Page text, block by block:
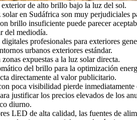
de alto brillo bajo la luz del sol.
en Sudáfrica son muy perjudiciales
brillo insuficiente puede parecer
del mediodía.
profesionales para exteriores
urbanos exteriores estándar.
zonas expuestas a la luz solar directa.
del brillo para la optimización
directamente al valor publicitario.
poca visibilidad pierde
justificar los precios elevados de los
diurno.
LED de alta calidad, las fuentes de